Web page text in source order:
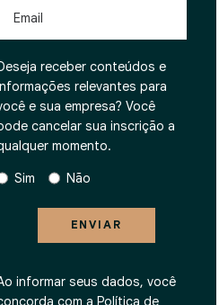
receber conteúdos e
relevantes para
e sua empresa? Você
cancelar sua inscrição a
momento.
Sim
Não
ENVIAR
informar seus dados, você
com a Política de